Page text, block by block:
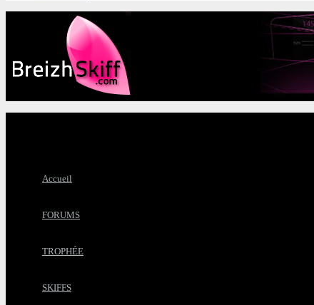
Accueil
FORUMS
TROPHÉE
SKIFFS